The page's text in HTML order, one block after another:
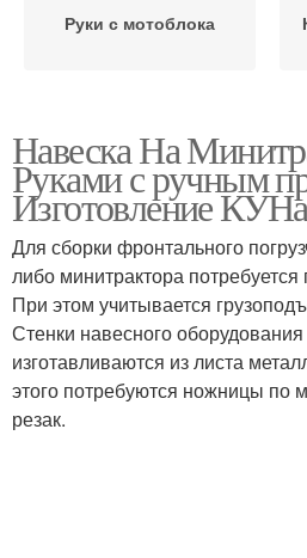
Руки с мотоблока
Руки из жигулей
Навеска На
Руками с ручным
Изготовление КУНа
Для сборки фронтального
либо минитрактора потребуется
При этом учитывается
Стенки навесного
изготавливаются из листа
этого потребуются ножницы по
резак.